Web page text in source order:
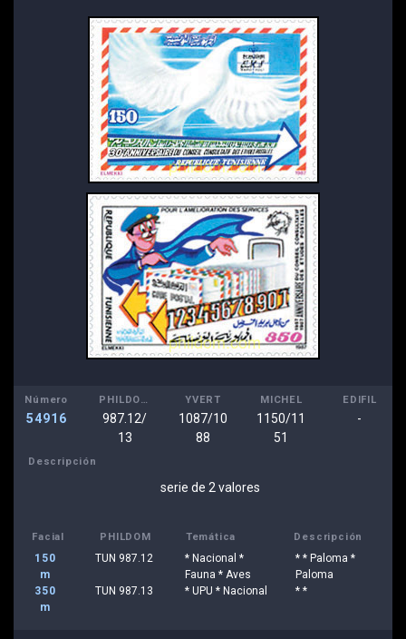
Número
54916
PHILDOM
987.12/
13
YVERT
1087/10
88
MICHEL
1150/11
51
EDIFIL
-
Descripción
serie de 2 valores
Facial PHILDOM Temática Descripción
150
m
TUN 987.12
* Nacional *
Fauna * Aves
* * Paloma *
Paloma
350
m
TUN 987.13 * UPU * Nacional * *